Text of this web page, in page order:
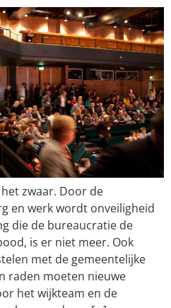
zwaar. Door de
en werk wordt onveiligheid
die de bureaucratie de
is er niet meer. Ook
met de gemeentelijke
raden moeten nieuwe
het wijkteam en de